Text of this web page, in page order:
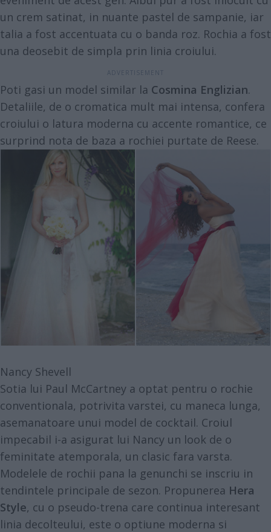
un crem satinat, in nuante pastel de sampanie, iar
talia a fost accentuata cu o banda roz. Rochia a fost
una deosebit de simpla prin linia croiului.
Poti gasi un model similar la Cosmina Englizian.
Detaliile, de o cromatica mult mai intensa, confera
croiului o latura moderna cu accente romantice, ce
surprind nota de baza a rochiei purtate de Reese.
Nancy Shevell
Sotia lui Paul McCartney a optat pentru o rochie
conventionala, potrivita varstei, cu maneca lunga,
asemanatoare unui model de cocktail. Croiul
impecabil i-a asigurat lui Nancy un look de o
feminitate atemporala, un clasic fara varsta.
Modelele de rochii pana la genunchi se inscriu in
tendintele principale de sezon. Propunerea Hera
Style, cu o pseudo-trena care continua interesant
linia decolteului, este o optiune moderna si